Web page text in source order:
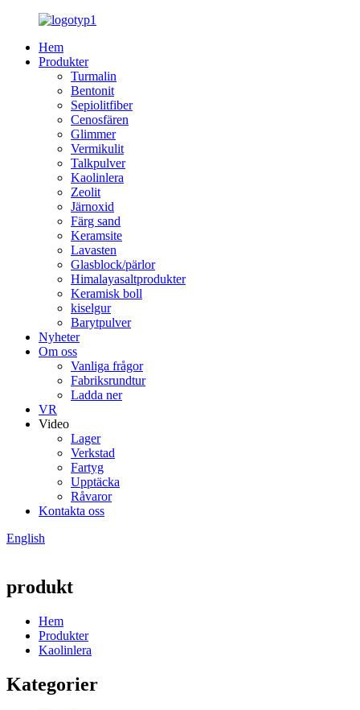
Hem
Produkter
Turmalin
Bentonit
Sepiolitfiber
Cenosfären
Glimmer
Vermikulit
Talkpulver
Kaolinlera
Zeolit
Järnoxid
Färg sand
Keramsite
Lavasten
Glasblock/pärlor
Himalayasaltprodukter
Keramisk boll
kiselgur
Barytpulver
Nyheter
Om oss
Vanliga frågor
Fabriksrundtur
Ladda ner
VR
Video
Lager
Verkstad
Fartyg
Upptäcka
Råvaror
Kontakta oss
English
produkt
Hem
Produkter
Kaolinlera
Kategorier